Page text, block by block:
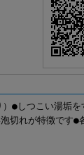
●しつこい湯垢
切れが特徴です